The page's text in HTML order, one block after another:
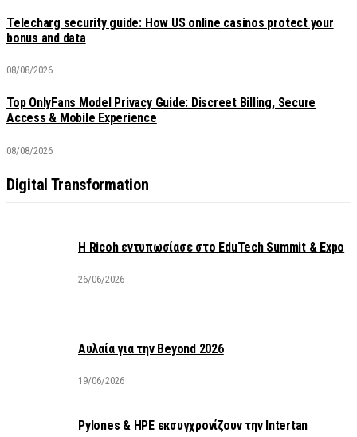
Telecharg security guide: How US online casinos protect your
bonus and data
08/08/2026
Top OnlyFans Model Privacy Guide: Discreet Billing, Secure
Access & Mobile Experience
08/08/2026
Digital Transformation
Η Ricoh εντυπωσίασε στο EduTech Summit & Expo
26/06/2026
Αυλαία για την Beyond 2026
19/06/2026
Pylones & HPE εκσυγχρονίζουν την Intertan